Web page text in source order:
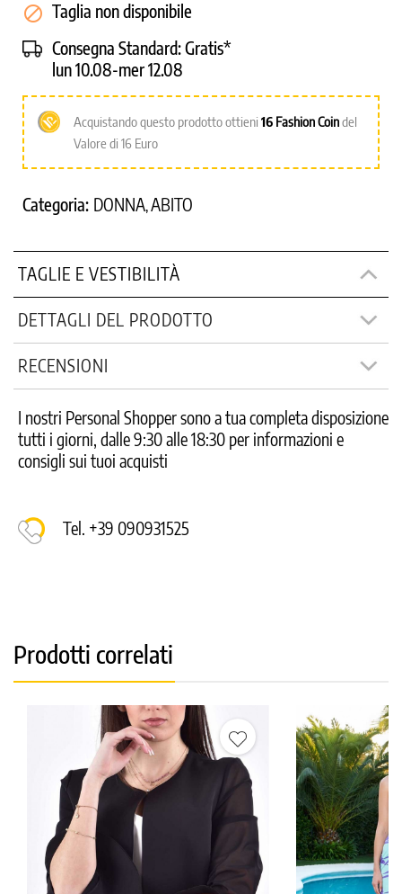
 Taglia non disponibile
Consegna Standard:Gratis*
lun 10.08-mer 12.08
Acquistando questo prodotto ottieni 16 Fashion Coindel
Valore di 16 Euro
Categoria: DONNA,ABITO
TAGLIE E VESTIBILITÀ
DETTAGLI DEL PRODOTTO
RECENSIONI
I nostri Personal Shopper sono a tua completa disposizione
tutti i giorni, dalle 9:30 alle 18:30 per informazioni e
consigli sui tuoi acquisti
Tel. +39 090931525
Prodotti correlati